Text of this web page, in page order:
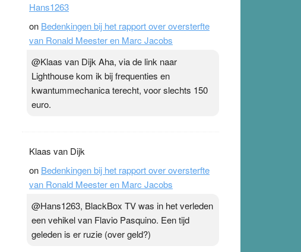
topsporters. Ze hopen ermee hun hartslag te
verlagen terwijl ze meer zuurstof opnemen.
Daarop heeft zo’n pleister geen effect. Maar het
zijn. Door…Lees meer Pleisterplakkers in de
topspsort ›[...]
Hans1263
on Bedenkingen bij het rapport over oversterfte
van Ronald Meester en Marc Jacobs
@Klaas van Dijk Aha, via de link naar
Lighthouse kom ik bij frequenties en
kwantummechanica terecht, voor slechts 150
euro.
Klaas van Dijk
on Bedenkingen bij het rapport over oversterfte
van Ronald Meester en Marc Jacobs
@Hans1263, BlackBox TV was in het verleden
een vehikel van Flavio Pasquino. Een tijd
geleden is er ruzie (over geld?)